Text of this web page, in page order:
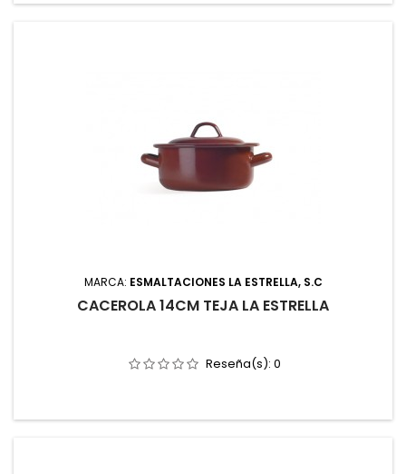
MARCA: ESMALTACIONES LA ESTRELLA, S.C
CACEROLA 14CM TEJA LA ESTRELLA
Reseña(s): 0